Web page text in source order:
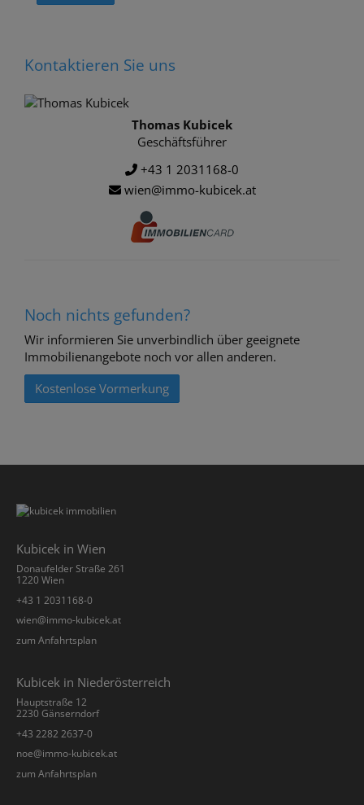
Kontaktieren Sie uns
Thomas Kubicek
Geschäftsführer
+43 1 2031168-0
wien@immo-kubicek.at
Noch nichts gefunden?
Wir informieren Sie unverbindlich über geeignete
Immobilienangebote noch vor allen anderen.
Kostenlose Vormerkung
Kubicek in Wien
Donaufelder Straße 261
1220 Wien
+43 1 2031168-0
­wien@immo-kubicek.at
zum Anfahrtsplan
Kubicek in Niederösterreich
Hauptstraße 12
2230 Gänserndorf
+43 2282 2637-0
­noe@immo-kubicek.at
zum Anfahrtsplan